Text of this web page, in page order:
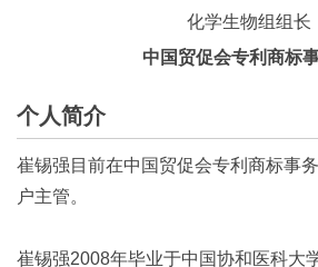
化学生物组组长
中国贸促会专利商标
个人简介
崔锡强目前在中国贸促会专利商标事
户主管。
崔锡强2008年毕业于中国协和医科大